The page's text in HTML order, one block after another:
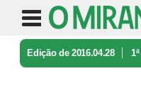
Edição de 2016.04.28